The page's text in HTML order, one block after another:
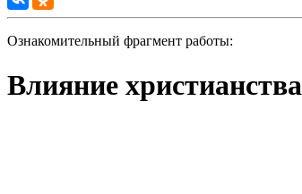
Ознакомительный фрагмент работы:
Влияние